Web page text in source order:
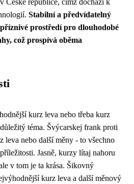
České republice, čímž dochází k
Stabilní a předvídatelný
prostředí pro dlouhodobé
což prospívá oběma
kurz leva nebo třeba kurz
téma. Švýcarskej frank proti
leva nebo další měny - to všechno
Jasně, kurzy lítaj nahoru
v tom je ta krása. Šikovný
kurz leva a další měnový